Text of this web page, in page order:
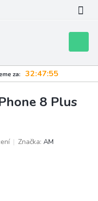
za: 32:47:55
košík
8 Plus
Značka: AM